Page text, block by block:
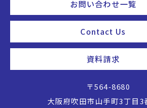
お問い合わせ一覧
Contact Us
資料請求
〒564-8680
大阪府吹田市山手町3丁目3